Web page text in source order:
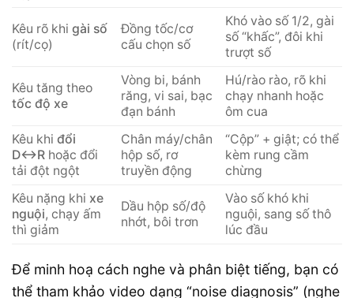
Kêu rõ khi gài số
(rít/cọ)
Đồng tốc/cơ
cấu chọn số
Khó vào số 1/2, gài
số “khấc”, đôi khi
trượt số
Kêu tăng theo
tốc độ xe
Vòng bi, bánh
răng, vi sai, bạc
đạn bánh
Hú/rào rào, rõ khi
chạy nhanh hoặc
ôm cua
Kêu khi đổi
D↔R hoặc đổi
tải đột ngột
Chân máy/chân
hộp số, rơ
truyền động
“Cộp” + giật; có thể
kèm rung cầm
chừng
Kêu nặng khi xe
nguội, chạy ấm
thì giảm
Dầu hộp số/độ
nhớt, bôi trơn
Vào số khó khi
nguội, sang số thô
lúc đầu
Để minh hoạ cách nghe và phân biệt tiếng, bạn có
thể tham khảo video dạng “noise diagnosis” (nghe